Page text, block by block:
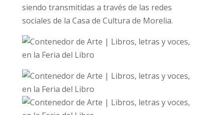
siendo transmitidas a través de las redes
sociales de la Casa de Cultura de Morelia.